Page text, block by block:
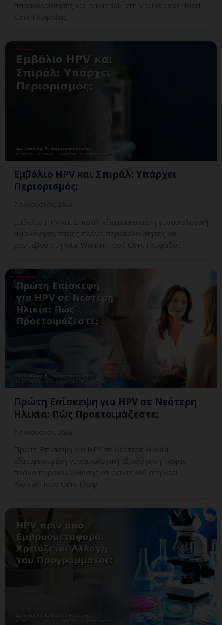
παρακολούθησης και ραντεβού στη Vital WomanHood
Clinic Γλυφάδας.
Εμβόλιο HPV και Σπιράλ: Υπάρχει
Περιορισμός;
Εμβόλιο HPV και Σπιράλ: εξατομικευμένη γυναικολογική
αξιολόγηση, σαφές πλάνο παρακολούθησης και
ραντεβού στη Vital WomanHood Clinic Γλυφάδας.
Πρώτη Επίσκεψη για HPV σε Νεότερη
Ηλικία: Πώς Προετοιμάζεστε;
Πρώτη Επίσκεψη για HPV σε Νεότερη Ηλικία:
εξατομικευμένη γυναικολογική αξιολόγηση, σαφές
πλάνο παρακολούθησης και ραντεβού στη Vital
WomanHood Clinic Γλυφ